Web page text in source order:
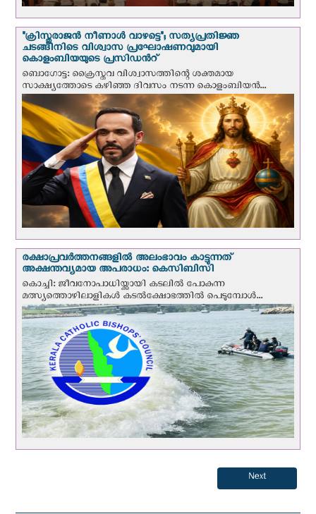
"ക്രിസ്തുരാജന്‍ നീണാള്‍ വാഴട്ടെ"; സത്യപ്രതിജ്ഞ
ചടങ്ങിനിടെ വിശ്വാസ പ്രഘോഷണവുമായി
കൊളംബിയയുടെ പ്രസിഡന്‍റ്
ബൊഗോട്ട: ക്രൈസ്തവ വിശ്വാസത്തിന്റെ ശക്തമായ
സാക്ഷ്യത്തോടെ കഴിഞ്ഞ ദിവസം നടന്ന കൊളംബിയന്‍...
രക്ഷാപ്രവര്‍ത്തനങ്ങളില്‍ അലംഭാവം കാട്ടുന്നത്
അക്ഷന്തവ്യമായ അപരാധം: കെസിബിസി
കൊച്ചി: ജീവനോപാധിയ്ക്കായി കടലില്‍ പോകുന്ന
മത്സ്യത്തൊഴിലാളികള്‍ കടല്‍ക്ഷോഭത്തില്‍ പെടുമ്പോള്‍...
Next